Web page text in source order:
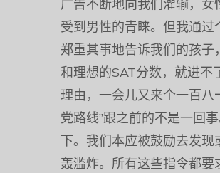
广告不断地向我们灌输，
受到男性的青睐。但我通
郑重其事地告诉我们的孩
和理想的SAT分数，就进不
理由，一会儿又来个一百八
党路线”跟之前的不是一回
下。我们本应被鼓励去发
轰滥炸。所有这些指令都